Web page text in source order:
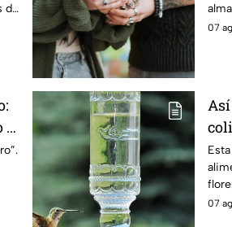
de
07
a
07